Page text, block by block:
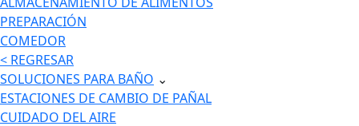
PREPARACIÓN
COMEDOR
< REGRESAR
SOLUCIONES PARA BAÑO ⌄
ESTACIONES DE CAMBIO DE PAÑAL
CUIDADO DEL AIRE